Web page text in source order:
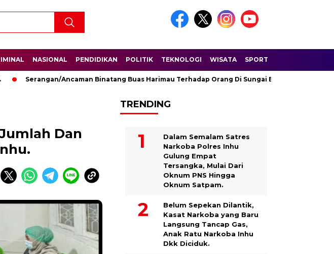
NASIONAL PENDIDIKAN POLITIK TEKNOLOGI WISATA SPORT
Serangan/Ancaman Binatang Buas Harimau Terhadap Orang Di Sungai Balam Dusun Nunusan
Dan
TRENDING
Dalam Semalam Satres
Narkoba Polres Inhu
Gulung Empat
Tersangka, Mulai Dari
Oknum PNS Hingga
Oknum Satpam.
Belum Sepekan Dilantik,
Kasat Narkoba yang Baru
Langsung Tancap Gas,
Anak Ratu Narkoba Inhu
Dkk Diciduk.